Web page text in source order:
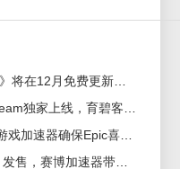
《刺客信条》/《刺客信条：幻景》将在12月免费更新，推出“新游戏 + 模式”和可选的“永久死亡模式” 2023-11-17
《刺客信条：幻景》10月17日Steam独家上线，育碧客户端带你开启冒险！ 2024-10-12
《刺客信条：幻景》即将上线，游戏加速器确保Epic喜加一压轴大作下载无忧！ 2024-12-30
《刺客信条：幻景》大概率为6月发售，赛博加速器带你速览热门内容 2023-02-07